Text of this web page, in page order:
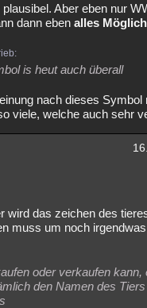
Aber eben nur
dann eben alles
is heut auch überall
nach dieses Symbol
viele, welche auch sehr
wird das zeichen des
muss um noch
oder verkaufen kann,
den Namen des